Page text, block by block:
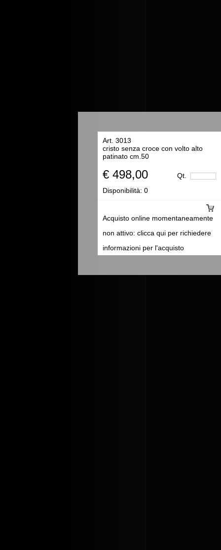
Art. 3013
cristo senza croce con volto alto
patinato cm.50
€ 498,00 Qt.
Acquisto online momentaneamente
non attivo: clicca qui per richiedere
informazioni per l'acquisto
Disponibilità: 0